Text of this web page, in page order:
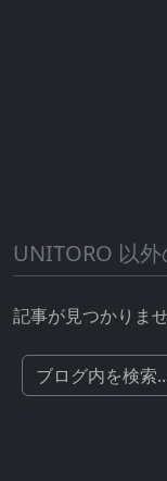
UNITORO 以
記事が見つかりま